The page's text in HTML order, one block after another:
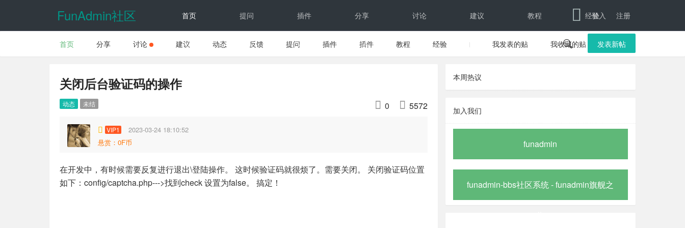
FunAdmin社区 首页 提问 插件 分享 讨论 建议 教程 经验
动态 反馈 文档 下载
登入 注册
首页 分享 讨论 建议 动态 反馈 提问 插件 插件 教程 经验 我发表的贴 我收藏的贴
 发表新帖
关闭后台验证码的操作
动态 未结  0  5572
VIP1
2023-03-24 18:10:52
悬赏：0F币
在开发中，有时候需要反复进行退出\登陆操作。 这时候验证码就很烦了。需要关闭。 关闭验证码位置
如下：config/captcha.php--->找到check 设置为false。 搞定！
本周热议
加入我们
funadmin
funadmin-bbs社区系统 - funadmin旗舰之